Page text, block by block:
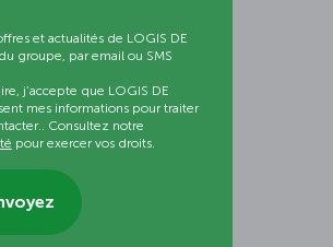
et actualités de LOGIS DE
groupe, par email ou SMS
j’accepte que LOGIS DE
mes informations pour traiter
Consultez notre
pour exercer vos droits.